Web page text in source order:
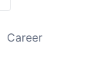
Сareer